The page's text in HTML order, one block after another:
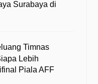
Surabaya di
Timnas
Lebih
Piala AFF